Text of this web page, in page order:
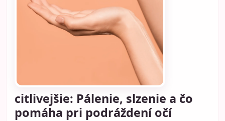
citlivejšie: Pálenie, slzenie a čo
pomáha pri podráždení očí